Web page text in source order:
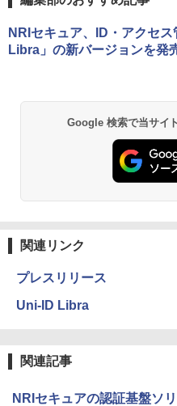
NRIセキュア、ID・アクセ
Libra」の新バージョンを発
Google 検索で当サイ
関連リンク
プレスリリース
Uni-ID Libra
関連記事
NRIセキュアの認証基盤ソ